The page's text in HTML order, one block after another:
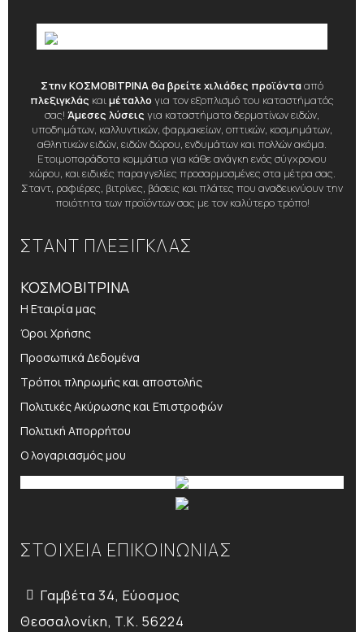
Στην ΚΟΣΜΟΒΙΤΡΙΝΑ θα βρείτε χιλιάδες προϊόντααπό
πλεξιγκλάς καιμέταλλο για τον εξοπλισμό του καταστήματός
σας! Άμεσες λύσεις για καταστήματα δερματίνων ειδών,
υποδημάτων, καλλυντικών, φαρμακείων, οπτικών, κοσμημάτων,
αθλητικών ειδών, ειδών δώρου, ενδυμάτων και πολλών ακόμα.
Ετοιμοπαράδοτα κομμάτια για κάθε ανάγκη ενός σύγχρονου
χώρου, και ειδικές παραγγελίες προσαρμοσμένες στα μέτρα σας.
Σταντ, ραφιέρες, βιτρίνες, βάσεις και πλάτες που αναδεικνύουν την
ποιότητα των προϊόντων σας με τον καλύτερο τρόπο!
ΣΤΑΝΤ ΠΛΕΞΙΓΚΛΑΣ
ΚΟΣΜΟΒΙΤΡΙΝΑ
Η Εταιρία μας
Όροι Χρήσης
Προσωπικά Δεδομένα
Τρόποι πληρωμής και αποστολής
Πολιτικές Ακύρωσης και Επιστροφών
Πολιτική Απορρήτου
Ο λογαριασμός μου
ΣΤΟΙΧΕΙΑ ΕΠΙΚΟΙΝΩΝΙΑΣ
Γαμβέτα 34, Εύοσμος
Θεσσαλονίκη, T.K. 56224